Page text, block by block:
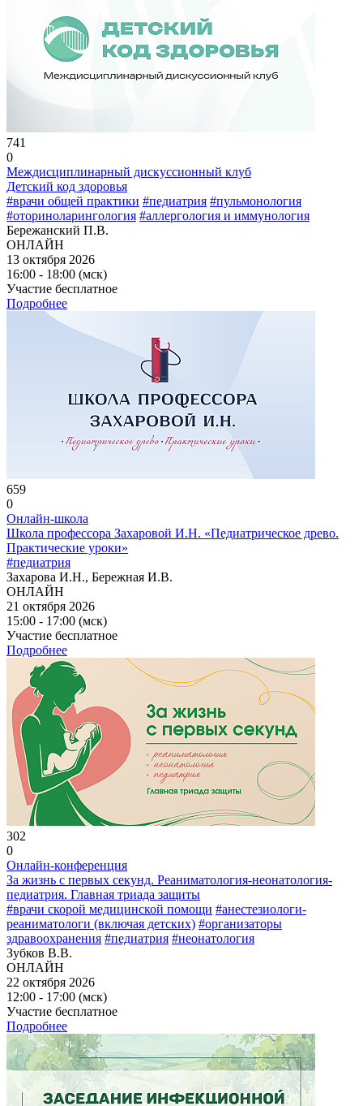
741
0
Междисциплинарный дискуссионный клуб
Детский код здоровья
#врачи общей практики #педиатрия #пульмонология
#оториноларингология #аллергология и иммунология
Бережанский П.В.
ОНЛАЙН
13 октября 2026
16:00 - 18:00 (мск)
Участие бесплатное
Подробнее
659
0
Онлайн-школа
Школа профессора Захаровой И.Н. «Педиатрическое древо.
Практические уроки»
#педиатрия
Захарова И.Н., Бережная И.В.
ОНЛАЙН
21 октября 2026
15:00 - 17:00 (мск)
Участие бесплатное
Подробнее
302
0
Онлайн-конференция
За жизнь с первых секунд. Реаниматология-неонатология-
педиатрия. Главная триада защиты
#врачи скорой медицинской помощи #анестезиологи-
реаниматологи (включая детских) #организаторы
здравоохранения #педиатрия #неонатология
Зубков В.В.
ОНЛАЙН
22 октября 2026
12:00 - 17:00 (мск)
Участие бесплатное
Подробнее